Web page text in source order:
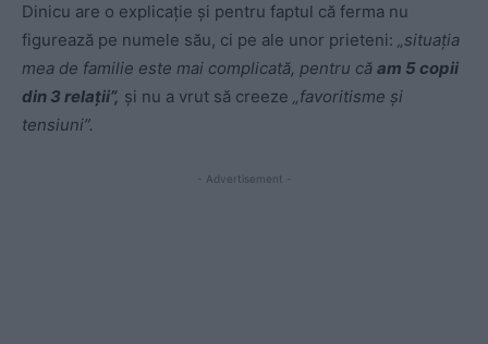
Dinicu are o explicație și pentru faptul că ferma nu
figurează pe numele său, ci pe ale unor prieteni: „situația
mea de familie este mai complicată, pentru că am 5 copii
din 3 relații”, și nu a vrut să creeze „favoritisme și
tensiuni”.
- Advertisement -